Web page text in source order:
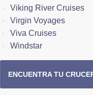
Viking River Cruises
Virgin Voyages
Viva Cruises
Windstar
ENCUENTRA TU